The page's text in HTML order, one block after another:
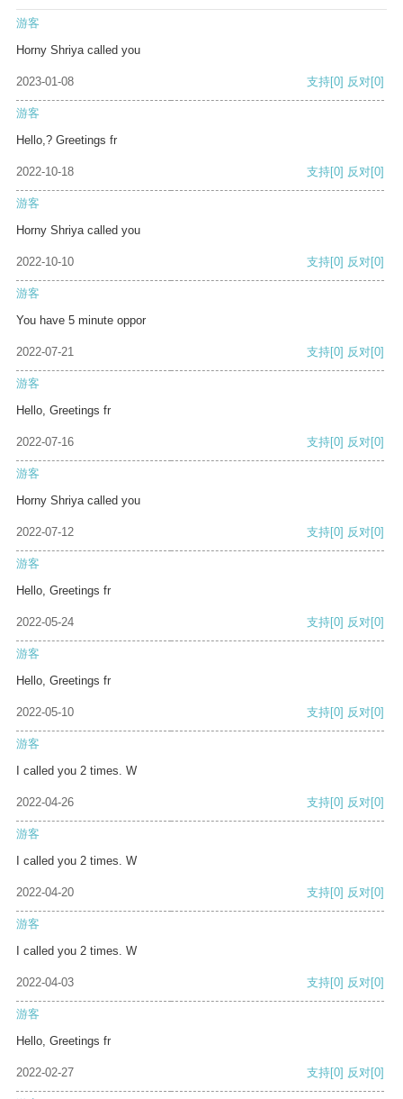
游客
Horny Shriya called you
2023-01-08 支持[0] 反对[0]
游客
Hello,? Greetings fr
2022-10-18 支持[0] 反对[0]
游客
Horny Shriya called you
2022-10-10 支持[0] 反对[0]
游客
You have 5 minute oppor
2022-07-21 支持[0] 反对[0]
游客
Hello, Greetings fr
2022-07-16 支持[0] 反对[0]
游客
Horny Shriya called you
2022-07-12 支持[0] 反对[0]
游客
Hello, Greetings fr
2022-05-24 支持[0] 反对[0]
游客
Hello, Greetings fr
2022-05-10 支持[0] 反对[0]
游客
I called you 2 times. W
2022-04-26 支持[0] 反对[0]
游客
I called you 2 times. W
2022-04-20 支持[0] 反对[0]
游客
I called you 2 times. W
2022-04-03 支持[0] 反对[0]
游客
Hello, Greetings fr
2022-02-27 支持[0] 反对[0]